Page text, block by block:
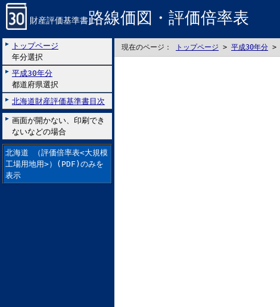
財産評価基準書路線価図・評価倍率表
トップページ
年分選択
平成30年分
都道府県選択
北海道財産評価基準書目次
画面が開かない、印刷でき
ないなどの場合
北海道 （評価倍率表<大規模
工場用地用>）(PDF)のみを
表示
現在のページ： トップページ > 平成30年分 >